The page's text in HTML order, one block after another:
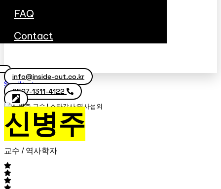
FAQ
Contact
info@inside-out.co.kr
Scroll to top
0507-1311-4122
신병주
교수 / 역사학자